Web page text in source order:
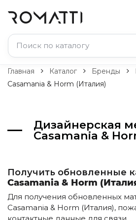
Каталог Romatti
Свет и освещение
Подвесные светильники
Настольные лампы
Торшеры
Уличное освещение
Комплектующие
Главная Каталог Бренды
Casamania & Horm (Италия)
Дизайнерская
Casamania &
Получить обновленные
Casamania & Horm
Для получения обновленных
Casamania & Horm (Италия),